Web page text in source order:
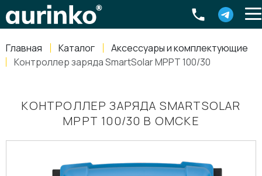
Главная Каталог
Аксессуары и комплектующие
Контроллер заряда SmartSolar MPPT 100/30
КОНТРОЛЛЕР ЗАРЯДА SMARTSOLAR
MPPT 100/30 В ОМСКЕ
Россия, Свердловская область Екатеринбург ,
8-800-770-79-40